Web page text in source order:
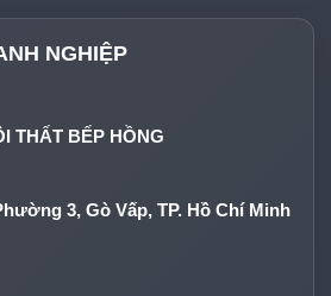
NGHIỆP
THẤT BẾP HỒNG
3, Gò Vấp, TP. Hồ Chí Minh